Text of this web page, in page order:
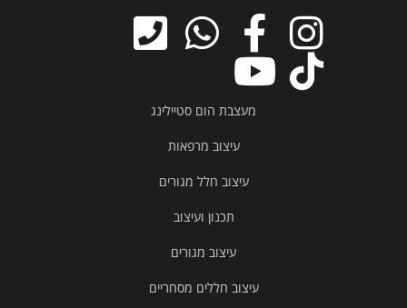
מעצבת הום סטיילינג
עיצוב מרפאות
עיצוב חלל מגורים
תכנון ועיצוב
עיצוב מגורים
עיצוב חללים מסחריים